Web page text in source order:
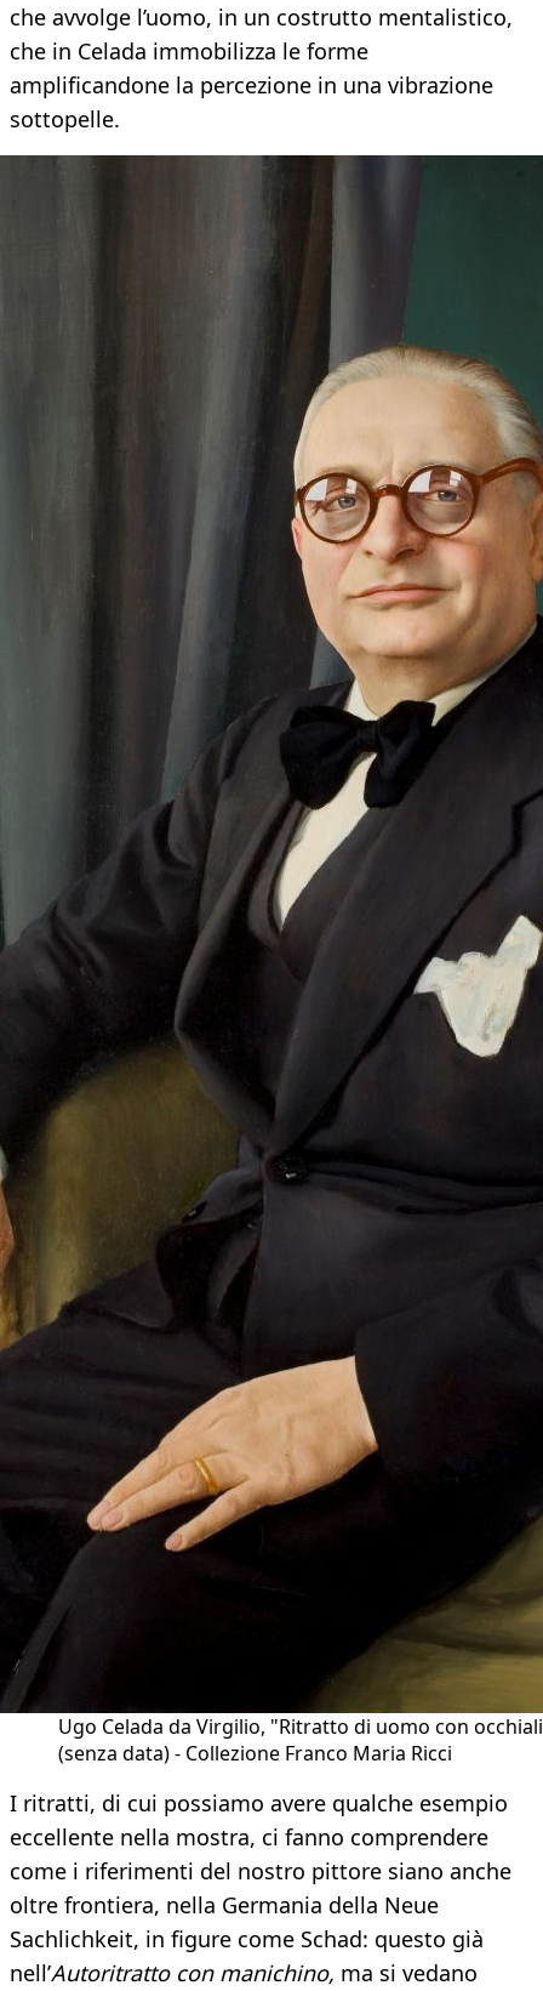
che avvolge l’uomo, in un costrutto mentalistico,
che in Celada immobilizza le forme
amplificandone la percezione in una vibrazione
sottopelle.
Ugo Celada da Virgilio, "Ritratto di uomo con
(senza data) - Collezione Franco Maria Ricci
I ritratti, di cui possiamo avere qualche esempio
eccellente nella mostra, ci fanno comprendere
come i riferimenti del nostro pittore siano anche
oltre frontiera, nella Germania della Neue
Sachlichkeit, in figure come Schad: questo già
nell’Autoritratto con manichino, ma si vedano